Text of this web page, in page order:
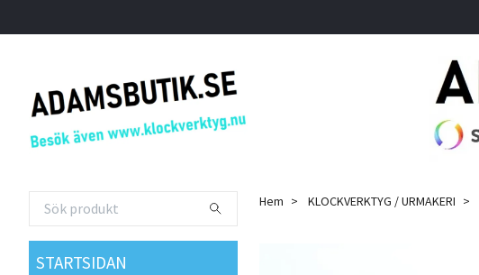
STARTSIDAN
Hem KLOCKVERKTYG / URMAKERI